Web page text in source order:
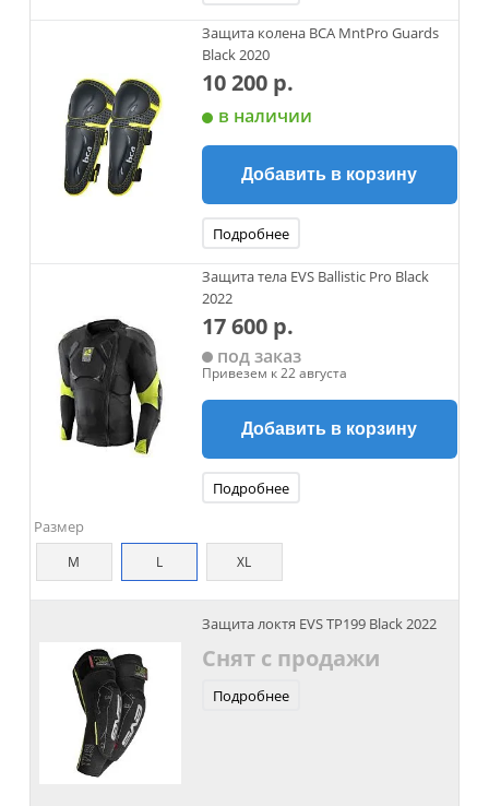
Защита колена BCA MntPro Guards
Black 2020
10 200 р.
в наличии
Добавить в корзину
Подробнее
Защита тела EVS Ballistic Pro Black
2022
17 600 р.
под заказ
Привезем к 22 августа
Добавить в корзину
Подробнее
Размер
M L XL
Защита локтя EVS TP199 Black 2022
Снят с продажи
Подробнее